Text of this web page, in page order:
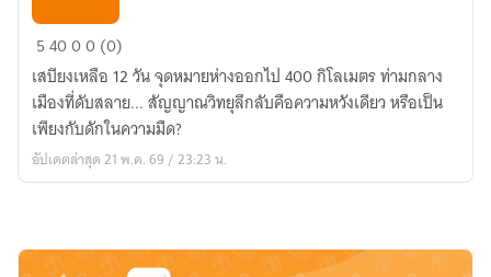
ซาก
ยัง
หายใจ
(The
Breathing
54000 (0)
เสบียงเหลือ 12 วัน จุดหมายห่างออกไป 400 กิโลเมตร ท่ามกลาง
เมืองที่ดับสลาย... สัญญาณวิทยุลึกลับคือความหวังเดียว หรือเป็น
เพียงกับดักในความมืด?
อัปเดตล่าสุด 21 พ.ค. 69 / 23:23 น.